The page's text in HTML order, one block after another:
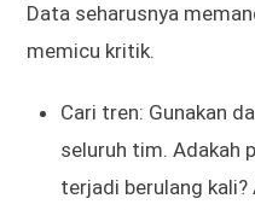
Data seharusnya
memicu kritik.
Cari tren: Gunakan
seluruh tim. Adakah
terjadi berulang kali?